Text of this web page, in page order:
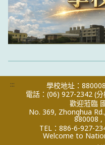
:::
學校地址：
電話：(06) 927-2342 (
歡迎蒞臨
No. 369, Zhonghua
880008 ,
TEL：886-6-927-
Welcome to